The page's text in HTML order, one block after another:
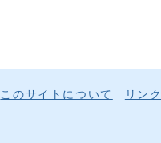
このサイトについて リン